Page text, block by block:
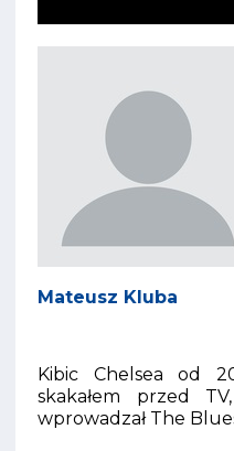
Mateusz Kluba
Kibic Chelsea od
skakałem przed
wprowadzał The